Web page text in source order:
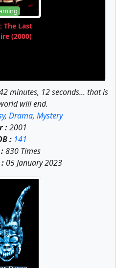
The Last
(2000)
minutes, 12 seconds... that is
will end.
, Drama, Mystery
:2001
: 141
830 Times
05 January 2023